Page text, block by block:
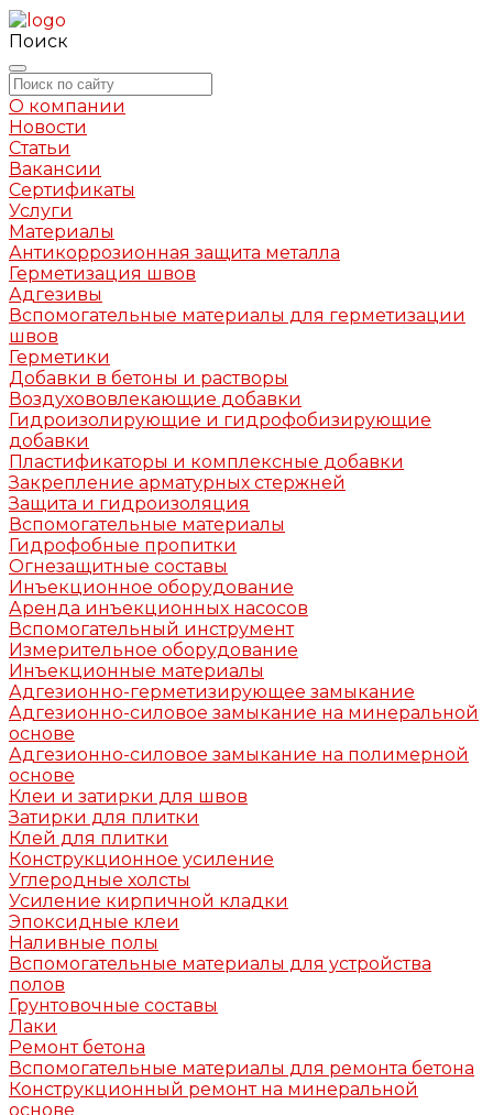
Поиск
О компании
Новости
Статьи
Вакансии
Сертификаты
Услуги
Материалы
Антикоррозионная защита металла
Герметизация швов
Адгезивы
Вспомогательные материалы для герметизации
швов
Герметики
Добавки в бетоны и растворы
Воздухововлекающие добавки
Гидроизолирующие и гидрофобизирующие
добавки
Пластификаторы и комплексные добавки
Закрепление арматурных стержней
Защита и гидроизоляция
Вспомогательные материалы
Гидрофобные пропитки
Огнезащитные составы
Инъекционное оборудование
Аренда инъекционных насосов
Вспомогательный инструмент
Измерительное оборудование
Инъекционные материалы
Адгезионно-герметизирующее замыкание
Адгезионно-силовое замыкание на минеральной
основе
Адгезионно-силовое замыкание на полимерной
основе
Клеи и затирки для швов
Затирки для плитки
Клей для плитки
Конструкционное усиление
Углеродные холсты
Усиление кирпичной кладки
Эпоксидные клеи
Наливные полы
Вспомогательные материалы для устройства
полов
Грунтовочные составы
Лаки
Ремонт бетона
Вспомогательные материалы для ремонта бетона
Конструкционный ремонт на минеральной
основе